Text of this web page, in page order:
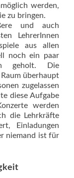
werden,
zu bringen.
und auch
LehrerInnen
aus allen
noch ein paar
geholt. Die
überhaupt
zugelassen
diese Aufgabe
werden
die Lehrkräfte
Einladungen
niemand ist für